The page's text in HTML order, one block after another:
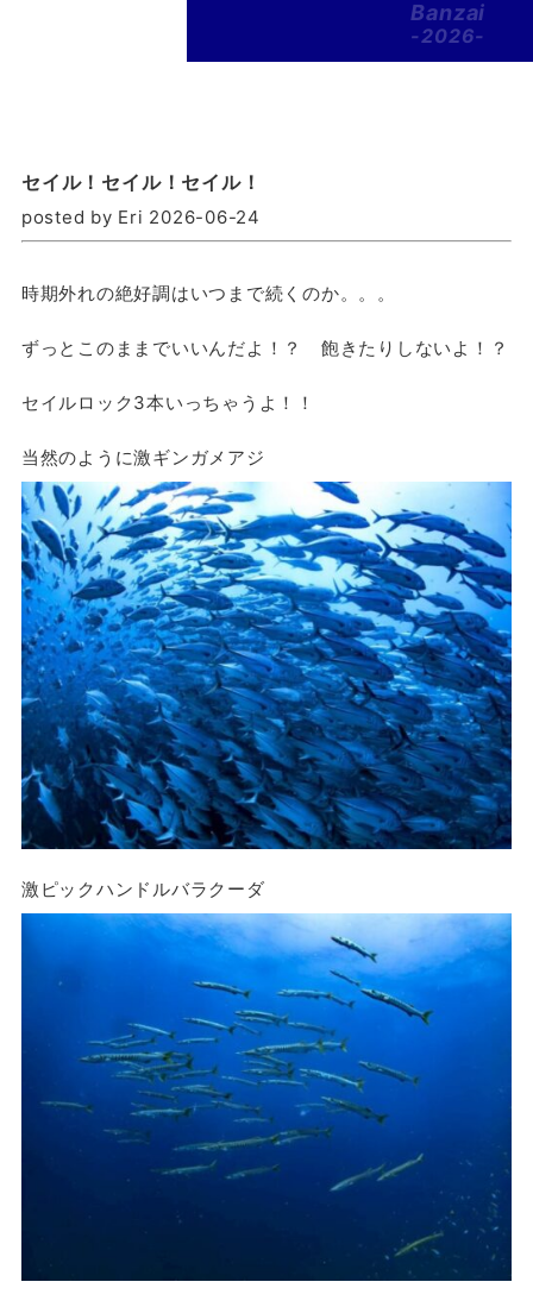
Banzai
-2026-
セイル！セイル！セイル！
posted by Eri 2026-06-24
時期外れの絶好調はいつまで続くのか。。。
ずっとこのままでいいんだよ！？ 飽きたりしないよ！？
セイルロック3本いっちゃうよ！！
当然のように激ギンガメアジ
激ピックハンドルバラクーダ